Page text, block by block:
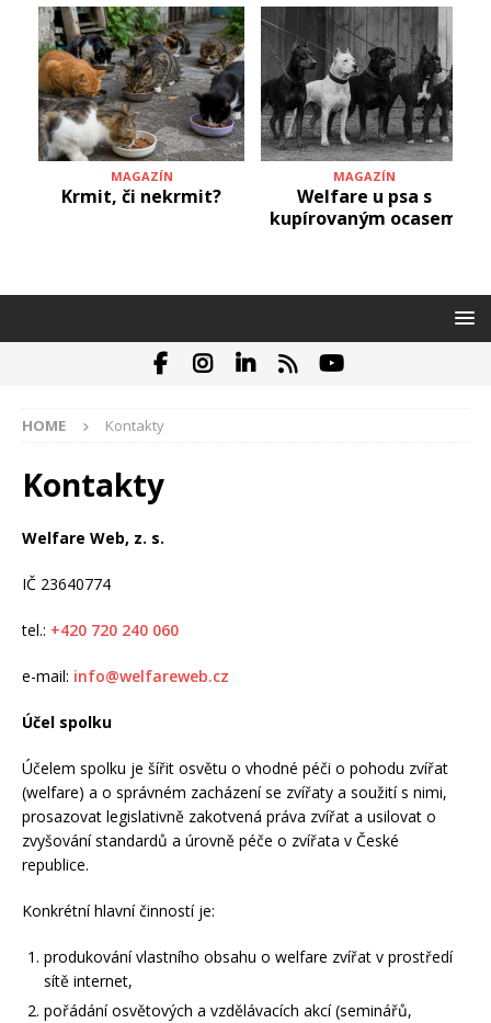
MAGAZÍN
Krmit, či nekrmit?
MAGAZÍN
Welfare u psa s
kupírovaným ocasem
HOME Kontakty
Kontakty
Welfare Web, z. s.
IČ 23640774
tel.: +420 720 240 060
e-mail: info@welfareweb.cz
Účel spolku
Účelem spolku je šířit osvětu o vhodné péči o pohodu zvířat
(welfare) a o správném zacházení se zvířaty a soužití s nimi,
prosazovat legislativně zakotvená práva zvířat a usilovat o
zvyšování standardů a úrovně péče o zvířata v České
republice.
Konkrétní hlavní činností je:
produkování vlastního obsahu o welfare zvířat v prostředí
sítě internet,
pořádání osvětových a vzdělávacích akcí (seminářů,